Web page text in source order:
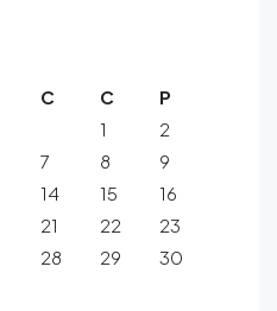
C C
P
1
2
7 8
9
14 15
16
21 22
23
28 29
30